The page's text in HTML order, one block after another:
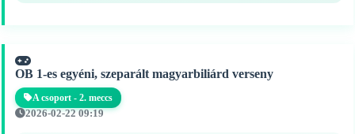
OB 1-es egyéni, szeparált magyarbiliárd verseny
A csoport - 2. meccs
2026-02-22 09:19